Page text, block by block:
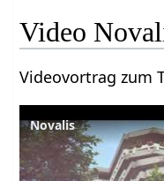
Video
Videovortrag zum
Novalis